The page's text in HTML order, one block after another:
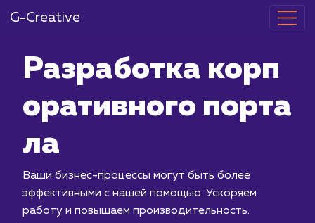
G-Creative
Разработка
оративного
ла